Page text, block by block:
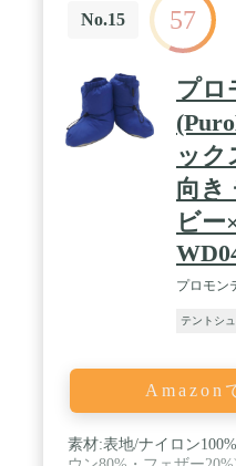
丈夫で長持ちです。収
利です。 / 【安心保証
の冷えがちなオフィス
にも大変お薦めです。
ント、航空機、病院、
し商品が不具合発生し
があったら、いつもで
って対応致します。
No.15 57
プロ
ック
向き
ビ
プロモン
テントシ
Amazon
素材:表地/ナイロン